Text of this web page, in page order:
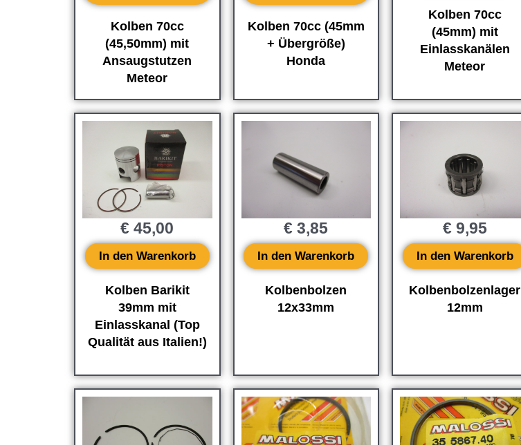
Kolben 70cc
(45,50mm) mit
Ansaugstutzen
Meteor
Kolben 70cc (45mm
+ Übergröße)
Honda
Kolben 70cc
(45mm) mit
Einlasskanälen
Meteor
Kolben Barikit
39mm mit
Einlasskanal (Top
Qualität aus Italien!)
€ 45,00
In den Warenkorb
Kolbenbolzen
12x33mm
€ 3,85
In den Warenkorb
Kolbenbolzenlager
12mm
€9,95
In den Warenkorb